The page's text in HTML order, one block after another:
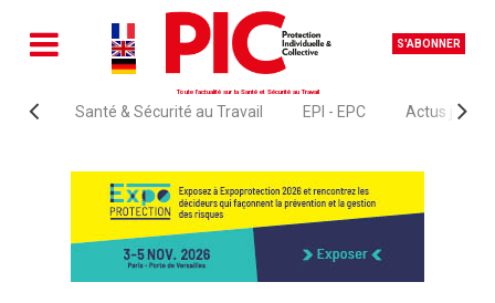
S'ABONNER
Toute l'actualité sur la Santé et Sécurité au Travail
Santé & Sécurité au Travail EPI - EPC Actus